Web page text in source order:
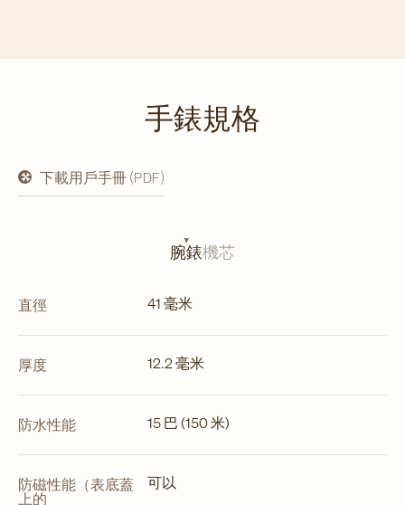
手錶規格
下載用戶手冊 (PDF)
在
新
腕錶機芯
直徑 41 毫米
厚度 12.2 毫米
防水性能 15 巴 (150 米)
防磁性能（表底蓋
上的
可以